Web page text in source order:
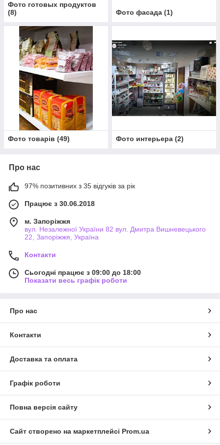
Фото готовых продуктов
(8) Фото фасада (1)
Фото товарів (49) Фото интерьера (2)
Про нас
97% позитивних з 35 відгуків за рік
Працює з 30.06.2018
м. Запоріжжя
вул. Незалежної України 82 вул. Дмитра Вишневецького
22, Запоріжжя, Україна
Контакти
Сьогодні працює з 09:00 до 18:00
Показати весь графік роботи
Про нас
Контакти
Доставка та оплата
Графік роботи
Повна версія сайту
Сайт створено на маркетплейсі Prom.ua